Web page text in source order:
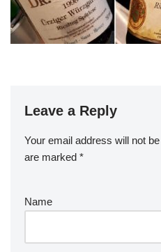
Leave a Reply
Your email address will not
are marked *
Name